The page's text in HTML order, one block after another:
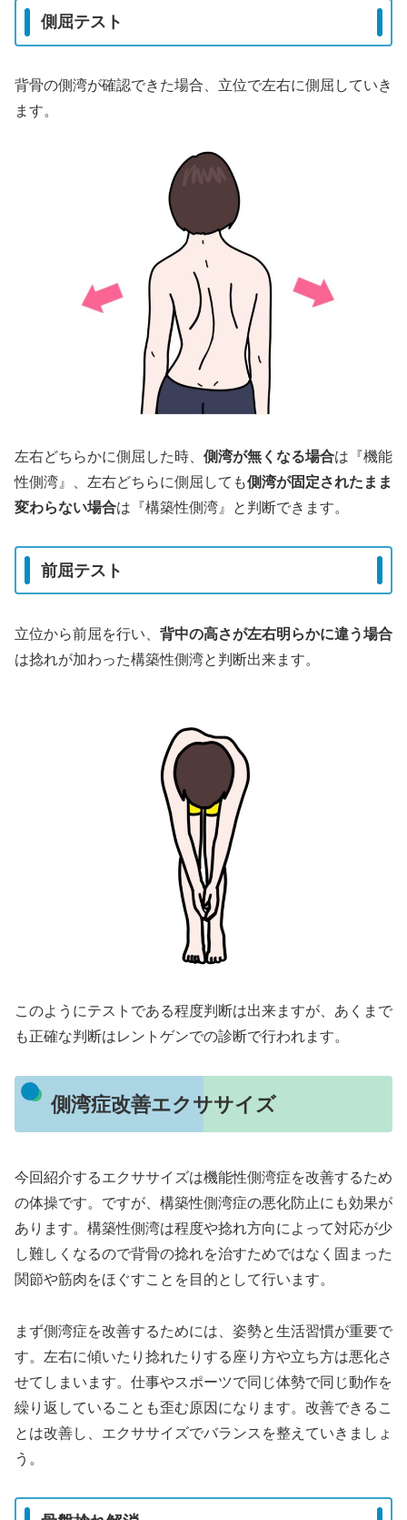
側屈テスト
背骨の側湾が確認できた場合、立位で左右に側屈していき
ます。
左右どちらかに側屈した時、 側湾が無くなる場合は『機能
性側湾』、左右どちらに側屈しても側湾が固定されたまま
変わらない場合は『構築性側湾』と判断できます。
前屈テスト
立位から前屈を行い、 背中の高さが左右明らかに違う場合
は捻れが加わった構築性側湾と判断出来ます。
このようにテストである程度判断は出来ますが、あくまで
も正確な判断はレントゲンでの診断で行われます。
側湾症改善エクササイズ
今回紹介するエクササイズは機能性側湾症を改善するため
の体操です。ですが、構築性側湾症の悪化防止にも効果が
あります。構築性側湾は程度や捻れ方向によって対応が少
し難しくなるので背骨の捻れを治すためではなく固まった
関節や筋肉をほぐすことを目的として行います。
まず側湾症を改善するためには、姿勢と生活習慣が重要で
す。左右に傾いたり捻れたりする座り方や立ち方は悪化さ
せてしまいます。仕事やスポーツで同じ体勢で同じ動作を
繰り返していることも歪む原因になります。改善できるこ
とは改善し、エクササイズでバランスを整えていきましょ
う。